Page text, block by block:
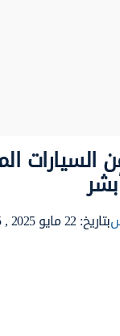
السيارات
بتاريخ: 22 مايو 2025 , 19:45